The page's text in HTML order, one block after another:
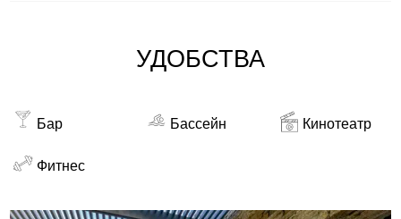
УДОБСТВА
Бар Бассейн Кинотеатр
Фитнес